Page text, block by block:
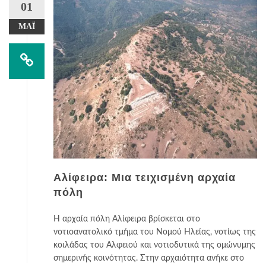
01
ΜΆΙ
Αλίφειρα: Μια τειχισμένη αρχαία
πόλη
Η αρχαία πόλη Αλίφειρα βρίσκεται στο
νοτιοανατολικό τμήμα του Νομού Ηλείας, νοτίως της
κοιλάδας του Αλφειού και νοτιοδυτικά της ομώνυμης
σημερινής κοινότητας. Στην αρχαιότητα ανήκε στο